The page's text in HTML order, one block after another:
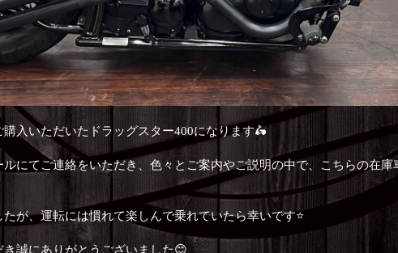
入いただいたドラッグスター400になります🛵
にてご連絡をいただき、色々とご案内やご説明の中で、こちらの在
が、運転には慣れて楽しんで乗れていたら幸いです⭐️
き誠にありがとうございました😊